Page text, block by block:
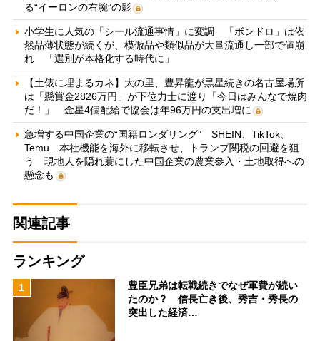
る“イーロンの右腕”の影
小学生に人気の「シール流通事情」に変調 「ボンドロ」は依
然品薄状態が続くが、模倣品や類似品が大量流通し一部で値崩
れ 「選別が本格化する時代に」
【土俵に埋まるカネ】大の里、豊昇龍が黒星続きの名古屋場所
は「懸賞金2826万円」が下位力士に渡り「今日はみんなで焼肉
だ！」 金星4個配給で協会は年96万円の支出増に
急増する中国企業の“国籍ロンダリング” SHEIN、TikTok、
Temu…本社機能を海外に移転させ、トランプ関税の回避を狙
う 現地人を隠れ蓑にした中国企業の農業参入・土地取得への
懸念も
関連記事
ランキング
1
豊臣兄弟は転戦続きでなぜ軍費が続い
たのか？ 信長亡き後、秀吉・秀長の
突出した経済…